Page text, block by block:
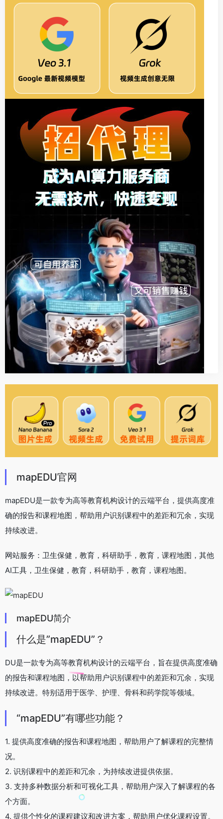
mapEDU官网
mapEDU是一款专为高等教育机构设计的云端平台，提供高度准
确的报告和课程地图，帮助用户识别课程中的差距和冗余，实现
持续改进。
网站服务：卫生保健，教育，科研助手，教育，课程地图，其他
AI工具，卫生保健，教育，科研助手，教育，课程地图。
mapEDU简介
什么是”mapEDU”？
DU是一款专为高等教育机构设计的云端平台，旨在提供高度准确
的报告和课程地图，以帮助用户识别课程中的差距和冗余，实现
持续改进。特别适用于医学、护理、骨科和药学院等领域。
“mapEDU”有哪些功能？
1. 提供高度准确的报告和课程地图，帮助用户了解课程的完整情
况。
2. 识别课程中的差距和冗余，为持续改进提供依据。
3. 支持多种数据分析和可视化工具，帮助用户深入了解课程的各
个方面。
4. 提供个性化的课程建议和改进方案，帮助用户优化课程设置。